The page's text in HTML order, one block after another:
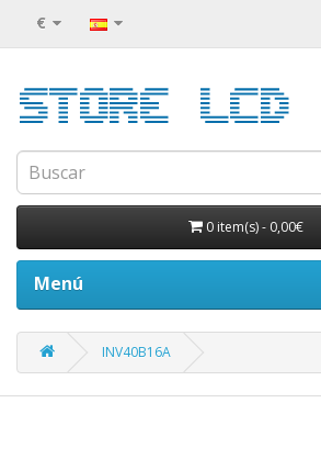
€
0 item(s)- 0,00€
Menú
INV40B16A